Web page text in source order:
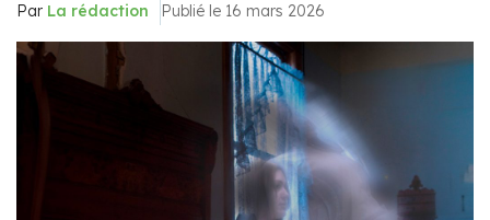
Par La rédaction Publié le 16 mars 2026